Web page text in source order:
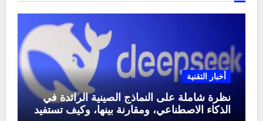
أخبار التقنية
نظرة شاملة على النماذج الصينية الرائدة في
الذكاء الاصطناعي، ومقارنة بينها، وكيف تستفيد